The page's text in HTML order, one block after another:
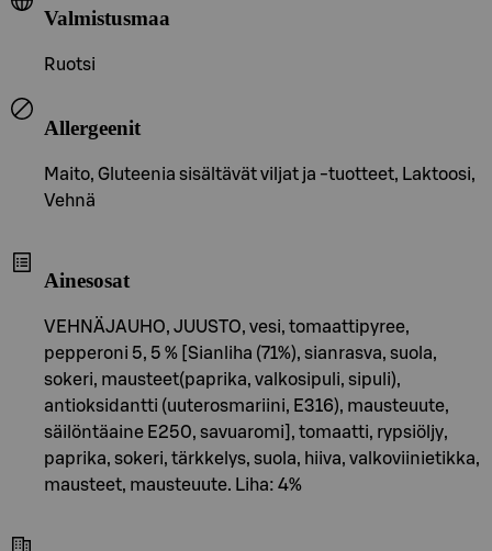
Valmistusmaa
Ruotsi
Allergeenit
Maito, Gluteenia sisältävät viljat ja -tuotteet, Laktoosi,
Vehnä
Ainesosat
VEHNÄJAUHO, JUUSTO, vesi, tomaattipyree,
pepperoni 5, 5 % [Sianliha (71%), sianrasva, suola,
sokeri, mausteet(paprika, valkosipuli, sipuli),
antioksidantti (uuterosmariini, E316), mausteuute,
säilöntäaine E250, savuaromi], tomaatti, rypsiöljy,
paprika, sokeri, tärkkelys, suola, hiiva, valkoviinietikka,
mausteet, mausteuute. Liha: 4%